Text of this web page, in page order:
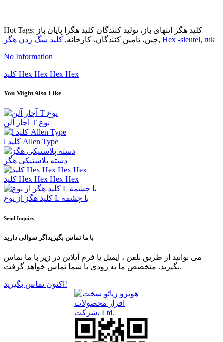
Hot Tags: کلید هگز انتهای باز، تولید کنندگان کلید هگزا پایان باز
چین، تامین کنندگان، کارخانه, کلید سگ زدن هگز , Hex -sleutel, ruk
No Information
کلید Hex Hex Hex Hex
You Might Also Like
آچار آلن T نوع
l کلید Allen Type
دسته پلاستیکی هگز
کلید Hex Hex Hex Hex
کلید هگز از نوع L با چشمه
Send Inquiry
با ما تماس بگیرید اگر سوالی دارید
می توانید از طریق تلفن ، ایمیل یا فرم آنلاین در زیر با ما تماس
بگیرید. متخصص ما به زودی با شما تماس خواهد گرفت.
اکنون تماس بگیرید!